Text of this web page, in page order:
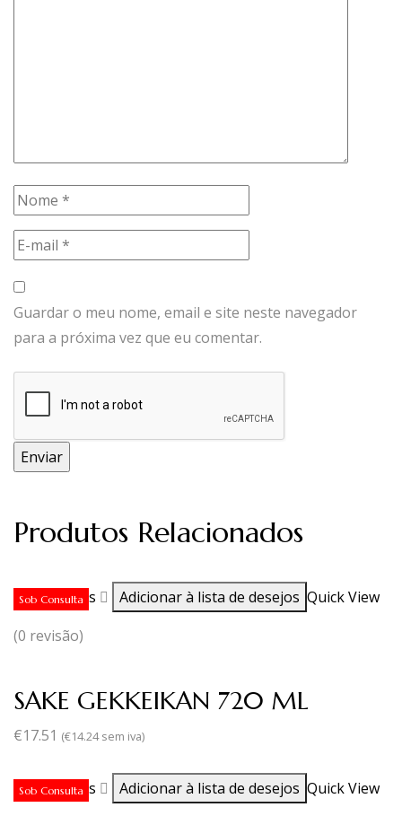
Guardar o meu nome, email e site neste navegador
para a próxima vez que eu comentar.
Produtos Relacionados
Sob Consulta
Ler mais Adicionar à lista de desejos Quick View
(0 revisão)
SAKE GEKKEIKAN 720 ML
€17.51 (€14.24sem iva)
Sob Consulta
Ler mais Adicionar à lista de desejos Quick View